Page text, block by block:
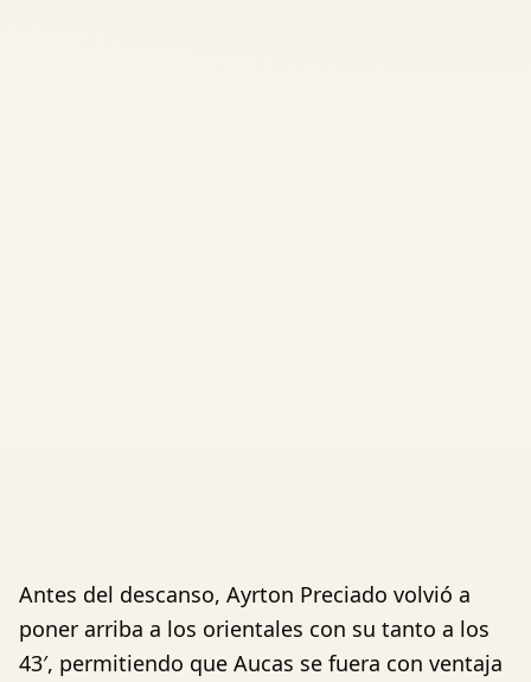
Antes del descanso, Ayrton Preciado volvió a
poner arriba a los orientales con su tanto a los
43′, permitiendo que Aucas se fuera con ventaja